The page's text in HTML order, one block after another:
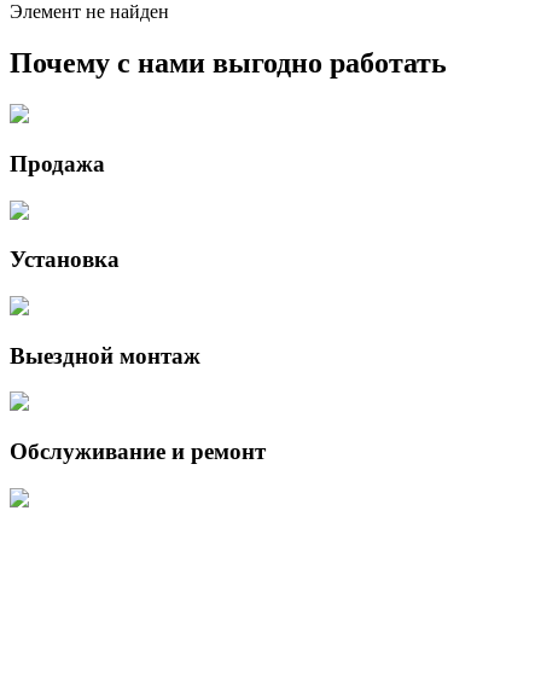
Элемент не найден
Почему с нами выгодно работать
Продажа
Установка
Выездной монтаж
Обслуживание и ремонт